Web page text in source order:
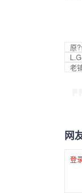
原
老
网
登